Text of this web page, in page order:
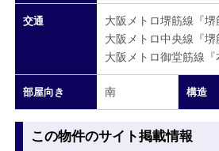
交通
大阪メトロ堺筋線『
大阪メトロ中央線『
大阪メトロ御堂筋線
部屋向き 南 構造
この物件のサイト掲載情報